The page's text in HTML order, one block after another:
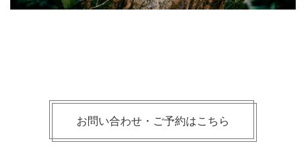
お問い合わせ・ご予約はこちら